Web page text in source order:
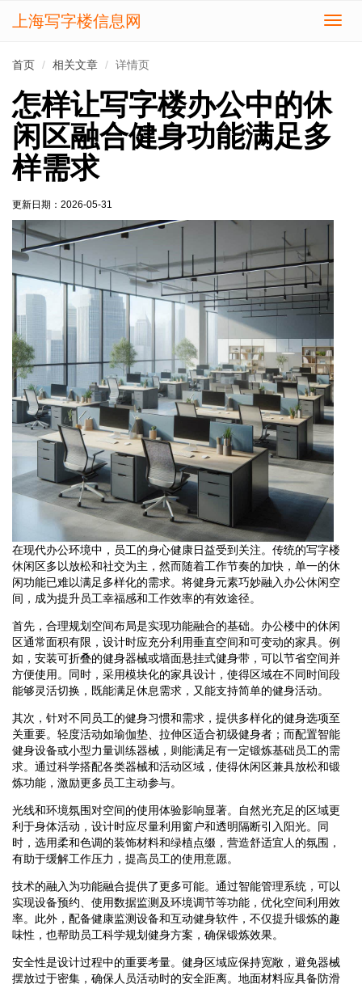
切
上海写字楼信息网
首页 相关文章 详情页
怎样让写字楼办公中的休
闲区融合健身功能满足多
样需求
更新日期： 2026-05-31
在现代办公环境中，员工的身心健康日益受到关注。传统的写字楼
休闲区多以放松和社交为主，然而随着工作节奏的加快，单一的休
闲功能已难以满足多样化的需求。将健身元素巧妙融入办公休闲空
间，成为提升员工幸福感和工作效率的有效途径。
首先，合理规划空间布局是实现功能融合的基础。办公楼中的休闲
区通常面积有限，设计时应充分利用垂直空间和可变动的家具。例
如，安装可折叠的健身器械或墙面悬挂式健身带，可以节省空间并
方便使用。同时，采用模块化的家具设计，使得区域在不同时间段
能够灵活切换，既能满足休息需求，又能支持简单的健身活动。
其次，针对不同员工的健身习惯和需求，提供多样化的健身选项至
关重要。轻度活动如瑜伽垫、拉伸区适合初级健身者；而配置智能
健身设备或小型力量训练器械，则能满足有一定锻炼基础员工的需
求。通过科学搭配各类器械和活动区域，使得休闲区兼具放松和锻
炼功能，激励更多员工主动参与。
光线和环境氛围对空间的使用体验影响显著。自然光充足的区域更
利于身体活动，设计时应尽量利用窗户和透明隔断引入阳光。同
时，选用柔和色调的装饰材料和绿植点缀，营造舒适宜人的氛围，
有助于缓解工作压力，提高员工的使用意愿。
技术的融入为功能融合提供了更多可能。通过智能管理系统，可以
实现设备预约、使用数据监测及环境调节等功能，优化空间利用效
率。此外，配备健康监测设备和互动健身软件，不仅提升锻炼的趣
味性，也帮助员工科学规划健身方案，确保锻炼效果。
安全性是设计过程中的重要考量。健身区域应保持宽敞，避免器械
摆放过于密集，确保人员活动时的安全距离。地面材料应具备防滑